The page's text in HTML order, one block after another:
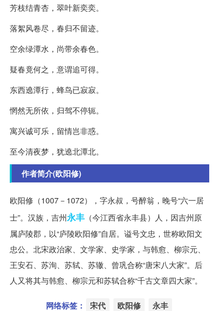
芳枝结青杏，翠叶新奕奕。
落絮风卷尽，春归不留迹。
空余绿潭水，尚带余春色。
疑春竟何之，意谓追可得。
东西遶潭行，蜂鸟已寂寂。
惘然无所依，归驾不停轭。
寓兴诚可乐，留情岂非惑。
至今清夜梦，犹遶北潭北。
作者简介(欧阳修)
欧阳修（1007－1072），字永叔，号醉翁，晚号“六一居
士”。汉族，吉州永丰 （今江西省永丰县）人，因吉州原
属庐陵郡，以“庐陵欧阳修”自居。谥号文忠，世称欧阳文
忠公。北宋政治家、文学家、史学家，与韩愈、柳宗元、
王安石、苏洵、苏轼、苏辙、曾巩合称“唐宋八大家”。后
人又将其与韩愈、柳宗元和苏轼合称“千古文章四大家”。
网络标签： 宋代 欧阳修 永丰